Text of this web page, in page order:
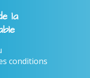
la
conditions